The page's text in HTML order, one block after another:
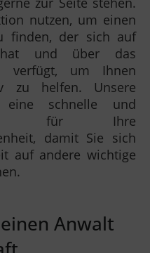
nutzen, um einen
finden, der sich auf
hat und über das
verfügt, um Ihnen
zu helfen. Unsere
eine schnelle und
für Ihre
damit Sie sich
auf andere wichtige
Anwalt